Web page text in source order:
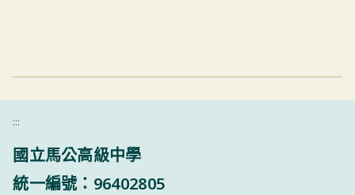
:::
國立馬公高級中學
統一編號：96402805